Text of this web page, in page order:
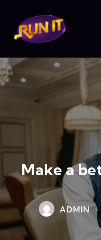
Make a
ADMIN